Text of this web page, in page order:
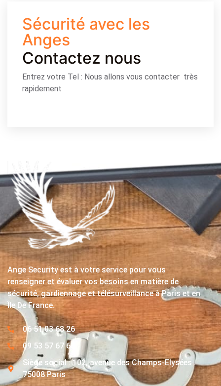
Sécurité avec les
Anges
Contactez nous
Entrez votre Tel : Nous allons vous contacter très
rapidement
Ange Security est à votre service pour vous
renseigner et évaluer vos besoins en matière de
sécurité, gardiennage et télésurveillance à Paris et en
Île De France.
06 51 03 68 26
09 53 57 67 63
Siège social : 102, avenue des Champs-Elysées
75008 Paris